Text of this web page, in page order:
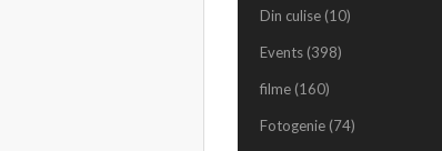
Din culise (10)
Events (398)
filme (160)
Fotogenie (74)